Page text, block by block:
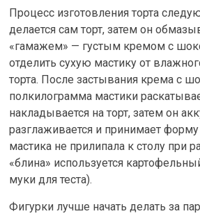
Процесс изготовления торта
делается сам торт, затем он
«гамажем» — густым кремом с
отделить сухую мастику от
торта. После застывания крема с
полкилограмма мастики
накладывается на торт, затем он
разглаживается и принимает
мастика не прилипала к столу при
«блина» используется
муки для теста).
Фигурки лучше начать делать за